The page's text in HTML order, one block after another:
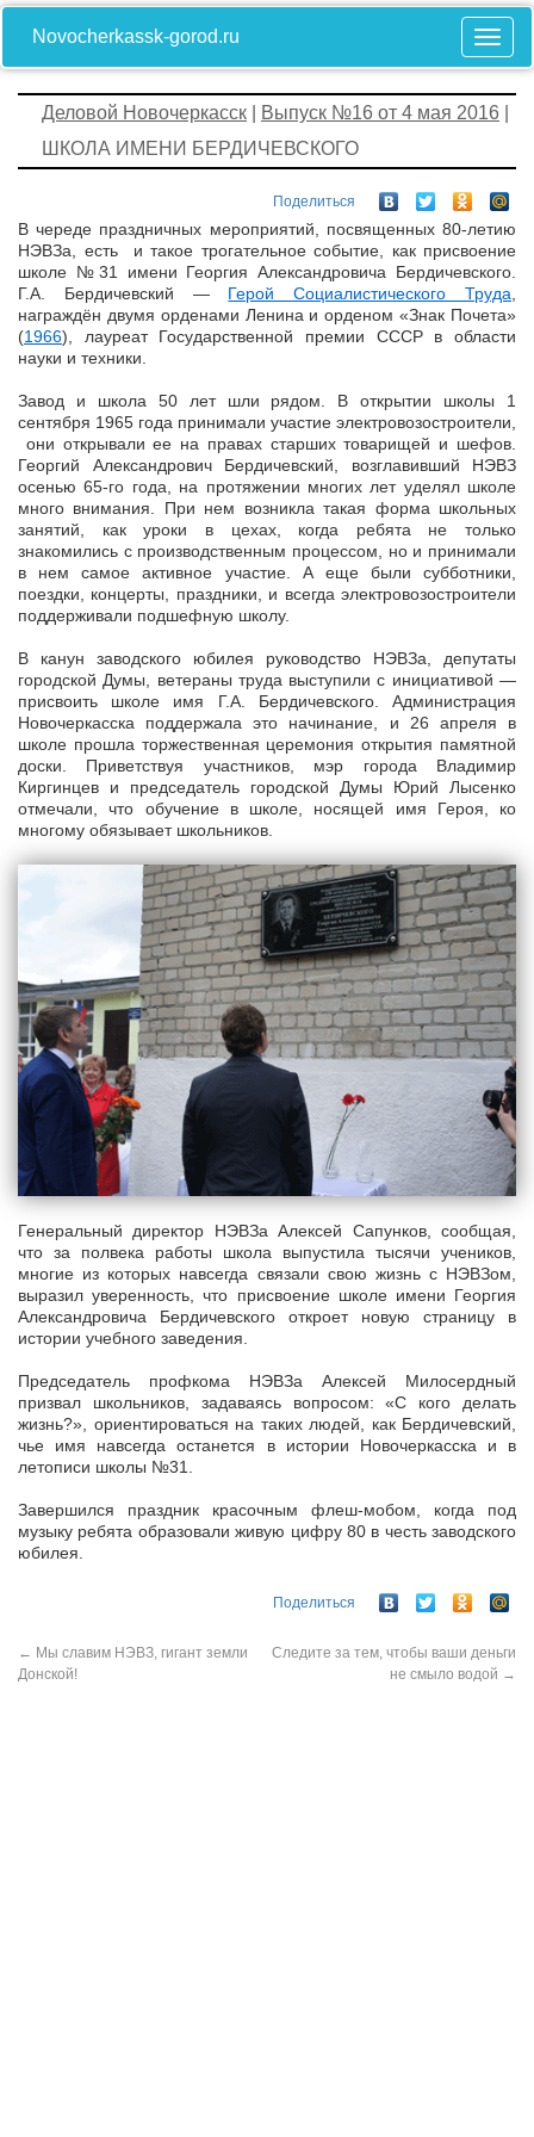
Novocherkassk-gorod.ru
Деловой Новочеркасск Выпуск №16 от 4 мая 2016
ШКОЛА ИМЕНИ БЕРДИЧЕВСКОГО
Поделиться
В череде праздничных мероприятий, посвященных 80-летию
НЭВЗа, есть и такое трогательное событие, как присвоение
школе №31 имени Георгия Александровича Бердичевского.
Г.А. Бердичевский — Герой Социалистического Труда,
награждён двумя орденами Ленина и орденом «Знак Почета»
(1966), лауреат Государственной премии СССР в области
науки и техники.
Завод и школа 50 лет шли рядом. В открытии школы 1
сентября 1965 года принимали участие электровозостроители,
они открывали ее на правах старших товарищей и шефов.
Георгий Александрович Бердичевский, возглавивший НЭВЗ
осенью 65-го года, на протяжении многих лет уделял школе
много внимания. При нем возникла такая форма школьных
занятий, как уроки в цехах, когда ребята не только
знакомились с производственным процессом, но и принимали
в нем самое активное участие. А еще были субботники,
поездки, концерты, праздники, и всегда электровозостроители
поддерживали подшефную школу.
В канун заводского юбилея руководство НЭВЗа, депутаты
городской Думы, ветераны труда выступили с инициативой —
присвоить школе имя Г.А. Бердичевского. Администрация
Новочеркасска поддержала это начинание, и 26 апреля в
школе прошла торжественная церемония открытия памятной
доски. Приветствуя участников, мэр города Владимир
Киргинцев и председатель городской Думы Юрий Лысенко
отмечали, что обучение в школе, носящей имя Героя, ко
многому обязывает школьников.
Генеральный директор НЭВЗа Алексей Сапунков, сообщая,
что за полвека работы школа выпустила тысячи учеников,
многие из которых навсегда связали свою жизнь с НЭВЗом,
выразил уверенность, что присвоение школе имени Георгия
Александровича Бердичевского откроет новую страницу в
истории учебного заведения.
Председатель профкома НЭВЗа Алексей Милосердный
призвал школьников, задаваясь вопросом: «С кого делать
жизнь?», ориентироваться на таких людей, как Бердичевский,
чье имя навсегда останется в истории Новочеркасска и в
летописи школы №31.
Завершился праздник красочным флеш-мобом, когда под
музыку ребята образовали живую цифру 80 в честь заводского
юбилея.
Поделиться
← Мы славим НЭВЗ, гигант земли
Донской!
Следите за тем, чтобы ваши деньги
не смыло водой →